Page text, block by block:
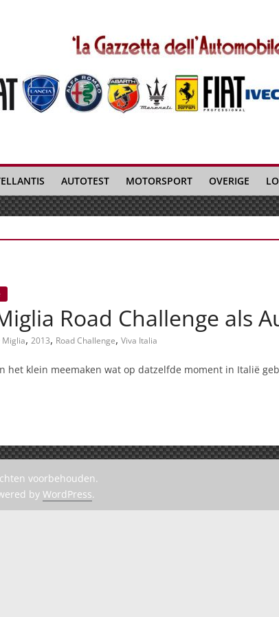
AUTOTEST MOTORSPORT OVERIGE
Road Challenge als
Miglia, 2013, Road Challenge, Viva Italia
het klein meemaken wat op datzelfde moment in Italië
voorbehouden.
by WordPress.